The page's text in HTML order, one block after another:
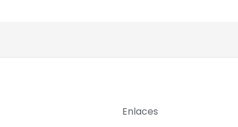
Enlaces